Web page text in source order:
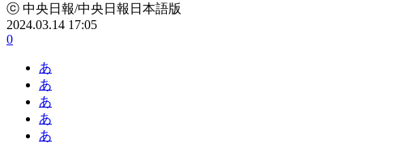
ⓒ 中央日報/中央日報日本語版
2024.03.14 17:05
0
あ
あ
あ
あ
あ